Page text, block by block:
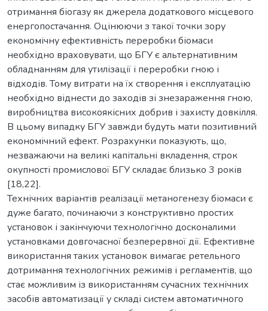
отримання біогазу як джерела додаткового місцевого
енергопостачання. Оцінюючи з такої точки зору
економічну ефективність переробки біомаси
необхідно враховувати, що БГУ є альтернативним
обладнанням для утилізації і переробки гною і
відходів. Тому витрати на їх створення і експлуатацію
необхідно віднести до заходів зі знезараження гною,
виробництва високоякісних добрив і захисту довкілля.
В цьому випадку БГУ завжди будуть мати позитивний
економічний ефект. Розрахунки показують, що,
незважаючи на великі капітальні вкладення, строк
окупності промислової БГУ складає близько 3 років
[18,22].
Технічних варіантів реалізації метаногенезу біомаси є
дуже багато, починаючи з конструктивно простих
установок і закінчуючи технологічно досконалими
установками довгочасної безперервної дії. Ефективне
використання таких установок вимагає ретельного
дотримання технологічних режимів і регламентів, що
стає можливим із використанням сучасних технічних
засобів автоматизації у складі систем автоматичного